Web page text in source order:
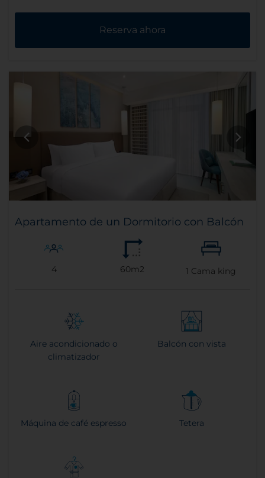
Reserva ahora
Apartamento de un Dormitorio con Balcón
4 60m2 1 Cama king
Aire acondicionado o
climatizador
Balcón con vista
Máquina de café espresso Tetera